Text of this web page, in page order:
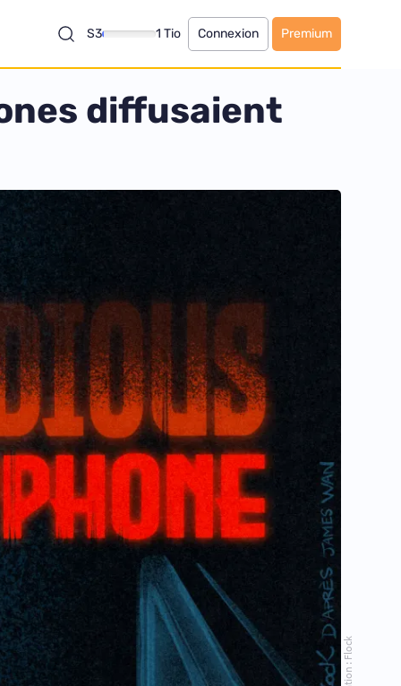
S3 1 Tio Connexion Premium
diffusaient